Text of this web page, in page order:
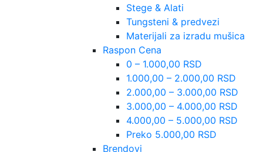
Stege & Alati
Tungsteni & predvezi
Materijali za izradu mušica
Raspon Cena
0 – 1.000,00 RSD
1.000,00 – 2.000,00 RSD
2.000,00 – 3.000,00 RSD
3.000,00 – 4.000,00 RSD
4.000,00 – 5.000,00 RSD
Preko 5.000,00 RSD
Brendovi